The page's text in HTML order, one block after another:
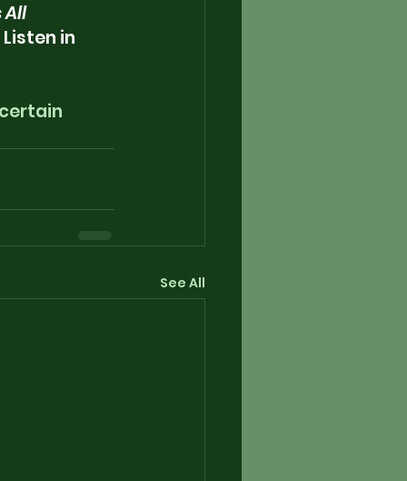
All
Listen in
See All